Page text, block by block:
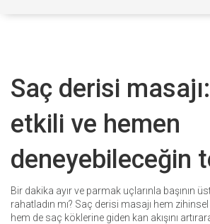
Saç derisi
etkili ve hemen
deneyebileceğin
Bir dakika ayır ve parmak uçlarınla başının
rahatladın mı? Saç derisi masajı hem
hem de saç köklerine giden kan akışını